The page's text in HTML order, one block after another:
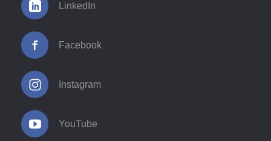
LinkedIn
Facebook
Instagram
YouTube